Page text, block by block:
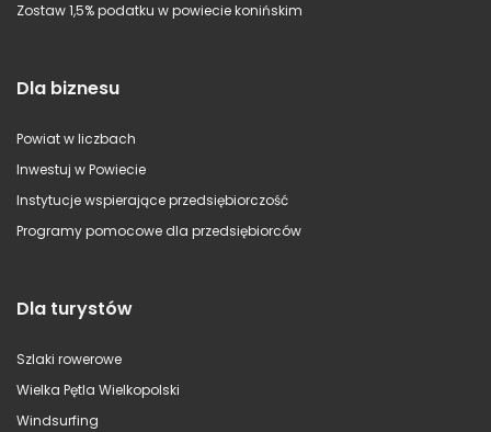
Zostaw 1,5% podatku w powiecie konińskim
Dla biznesu
Powiat w liczbach
Inwestuj w Powiecie
Instytucje wspierające przedsiębiorczość
Programy pomocowe dla przedsiębiorców
Dla turystów
Szlaki rowerowe
Wielka Pętla Wielkopolski
Windsurfing